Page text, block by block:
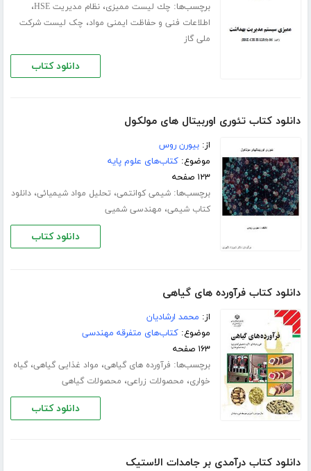
برچسب‌ها: ﭼﻚ ﻟﻴﺴﺖ ﻣﻤﻴﺰی،نظام مدیریت HSE ،
اطلاعات فنی و حفاظت ایمنی مواد، چک لیست شرکت
ملی گاز
دانلود کتاب
دانلود کتاب تئوری اوربیتال های مولکول
از:بیورن روس
موضوع:کتاب‌های علوم پایه
۱۲۳ صفحه
برچسب‌ها:شیمی کوانتمی، تحلیل مواد شیمیائی،دانلود
کتاب شیمی، مهندسی شمیی
دانلود کتاب
دانلود کتاب فرآورده های گیاهی
از: محمد ارشادیان
موضوع:کتاب‌های متفرقه مهندسی
۱۶۳ صفحه
برچسب‌ها: فرآورده های گیاهی، مواد غذایی گیاهی،گیاه
خواری، محصولات زراعی، محصولات گیاهی
دانلود کتاب
دانلود کتاب درآمدی بر جامدات الاستیک